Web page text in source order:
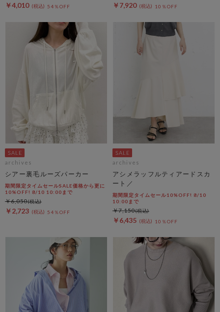
￥4,010 54％OFF ￥7,920 10％OFF
archives
シアー裏毛ルーズパーカー
期間限定タイムセールSALE価格から更に
10%OFF! 8/10 10:00まで
￥2,723 54％OFF
￥6,050
archives
アシメラッフルティアードスカ
ート／
期間限定タイムセール10%OFF! 8/10
10:00まで
￥6,435 10％OFF
￥7,150